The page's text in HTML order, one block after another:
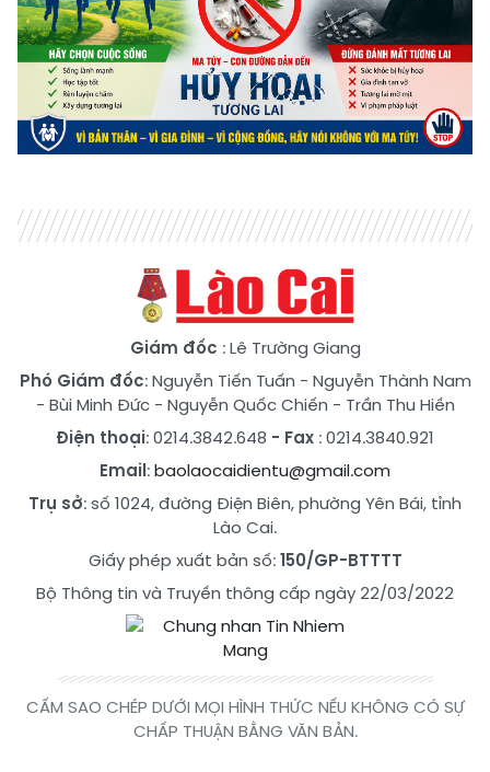
Giám đốc : Lê Trường Giang
Phó Giám đốc:Nguyễn Tiến Tuấn - Nguyễn Thành Nam
- Bùi Minh Đức- Nguyễn Quốc Chiến - Trần Thu Hiền
Điện thoại: 0214.3842.648 - Fax : 0214.3840.921
Email:baolaocaidientu@gmail.com
Trụ sở: số 1024, đường Điện Biên, phường Yên Bái, tỉnh
Lào Cai.
Giấy phép xuất bản số:150/GP-BTTTT
Bộ Thông tin và Truyền thông cấp ngày 22/03/2022
CẤM SAO CHÉP DƯỚI MỌI HÌNH THỨC NẾU KHÔNG CÓ SỰ
CHẤP THUẬN BẰNG VĂN BẢN.